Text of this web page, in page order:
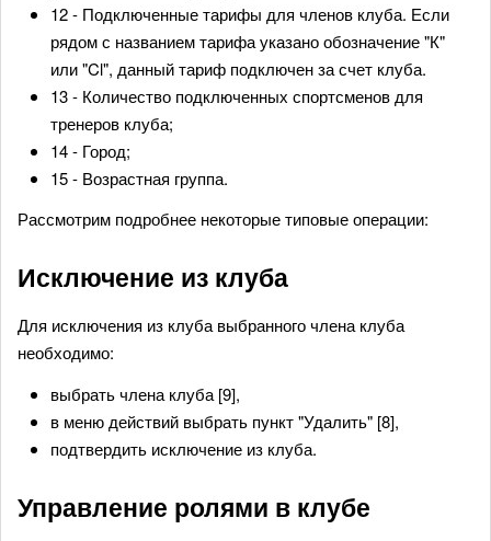
12 - Подключенные тарифы для членов клуба. Если
рядом с названием тарифа указано обозначение "К"
или "Cl", данный тариф подключен за счет клуба.
13 - Количество подключенных спортсменов для
тренеров клуба;
14 - Город;
15 - Возрастная группа.
Рассмотрим подробнее некоторые типовые операции:
Исключение из клуба
Для исключения из клуба выбранного члена клуба
необходимо:
выбрать члена клуба [9],
в меню действий выбрать пункт "Удалить" [8],
подтвердить исключение из клуба.
Управление ролями в клубе